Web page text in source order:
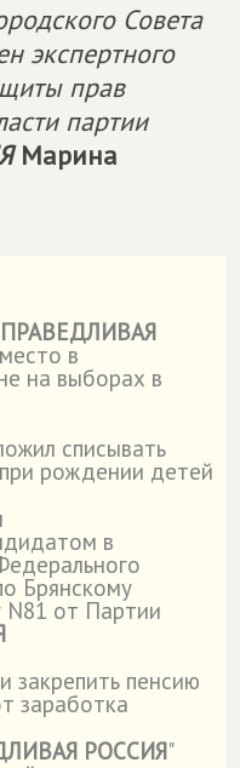
Совета
экспертного
прав
партии
Марина
в
на выборах в
списывать
рождении детей
в
Брянскому
от Партии
закрепить пенсию
заработка
РОССИЯ"